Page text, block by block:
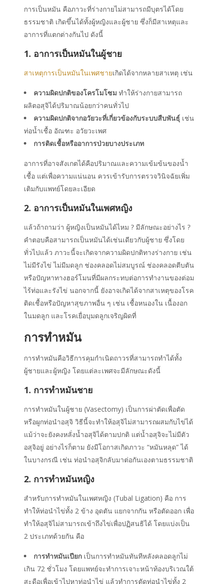
การเป็นหมัน คือภาวะที่ร่างกายไม่สามารถมีบุตรได้โดย
ธรรมชาติ เกิดขึ้นได้ทั้งผู้หญิงและผู้ชาย ซึ่งก็มีสาเหตุและ
อาการที่แตกต่างกันไป ดังนี้
1. อาการเป็นหมันในผู้ชาย
สาเหตุการเป็นหมันในเพศชายเกิดได้จากหลายสาเหตุ เช่น
ความผิดปกติของโครโมโซม ทำให้ร่างกายสามารถ
ผลิตอสุจิได้ปริมาณน้อยกว่าคนทั่วไป
ความผิดปกติจากอวัยวะที่เกี่ยวข้องกับระบบสืบพันธุ์ เช่น
ท่อน้ำเชื้อ อัณฑะ อวัยวะเพศ
การติดเชื้อหรืออาการป่วยบางประเภท
อาการที่อาจสังเกตได้คือปริมาณและความเข้มข้นของน้ำ
เชื้อ แต่เพื่อความแน่นอน ควรเข้ารับการตรวจวินิจฉัยเพิ่ม
เติมกับแพทย์โดยละเอียด
2. อาการเป็นหมันในเพศหญิง
แล้วถ้าถามว่า ผู้หญิงเป็นหมันได้ไหม ? มีลักษณะอย่างไร ?
คำตอบคือสามารถเป็นหมันได้เช่นเดียวกับผู้ชาย ซึ่งโดย
ทั่วไปแล้ว ภาวะนี้จะเกิดจากความผิดปกติทางร่างกาย เช่น
ไม่มีรังไข่ ไม่มีมดลูก ช่องคลอดไม่สมบูรณ์ ช่องคลอดตีบตัน
หรือปัญหาทางฮอร์โมนที่มีผลกระทบต่อการทำงานของต่อม
ไร้ท่อและรังไข่ นอกจากนี้ ยังอาจเกิดได้จากสาเหตุของโรค
ติดเชื้อหรือปัญหาสุขภาพอื่น ๆ เช่น เชื้อหนองใน เนื้องอก
ในมดลูก และโรคเยื่อบุมดลูกเจริญผิดที่
การทำหมัน
การทำหมันคือวิธีการคุมกำเนิดถาวรที่สามารถทำได้ทั้ง
ผู้ชายและผู้หญิง โดยแต่ละเพศจะมีลักษณะดังนี้
1. การทำหมันชาย
การทำหมันในผู้ชาย (Vasectomy) เป็นการผ่าตัดเพื่อตัด
หรือผูกท่อนำอสุจิ วิธีนี้จะทำให้อสุจิไม่สามารถผสมกับไข่ได้
แม้ว่าจะยังคงหลั่งน้ำอสุจิได้ตามปกติ แต่น้ำอสุจิจะไม่มีตัว
อสุจิอยู่ อย่างไรก็ตาม ยังมีโอกาสเกิดภาวะ “หมันหลุด” ได้
ในบางกรณี เช่น ท่อนำอสุจิกลับมาต่อกันเองตามธรรมชาติ
2. การทำหมันหญิง
สำหรับการทำหมันในเพศหญิง (Tubal Ligation) คือ การ
ทำให้ท่อนำไข่ทั้ง 2 ข้าง อุดตัน แยกจากกัน หรือตัดออก เพื่อ
ทำให้อสุจิไม่สามารถเข้าถึงไข่เพื่อปฏิสนธิได้ โดยแบ่งเป็น
2 ประเภทด้วยกัน คือ
การทำหมันเปียก เป็นการทำหมันทันทีหลังคลอดลูกไม่
เกิน 72 ชั่วโมง โดยแพทย์จะทำการเจาะหน้าท้องบริเวณใต้
สะดือเพื่อเข้าไปหาท่อนำไข่ แล้วทำการตัดท่อนำไข่ทั้ง 2